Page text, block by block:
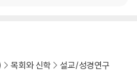
목회와 신학 설교/성경연구